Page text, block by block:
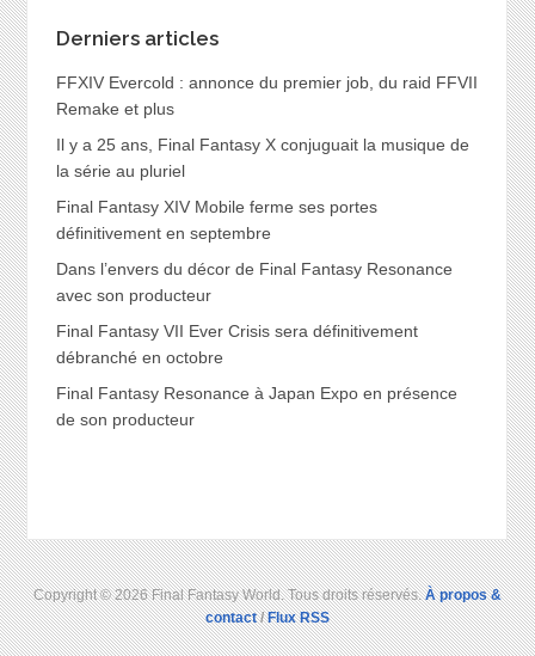
Derniers articles
FFXIV Evercold : annonce du premier job, du raid FFVII
Remake et plus
Il y a 25 ans, Final Fantasy X conjuguait la musique de
la série au pluriel
Final Fantasy XIV Mobile ferme ses portes
définitivement en septembre
Dans l’envers du décor de Final Fantasy Resonance
avec son producteur
Final Fantasy VII Ever Crisis sera définitivement
débranché en octobre
Final Fantasy Resonance à Japan Expo en présence
de son producteur
Copyright © 2026 Final Fantasy World. Tous droits réservés.À propos &
contact/Flux RSS